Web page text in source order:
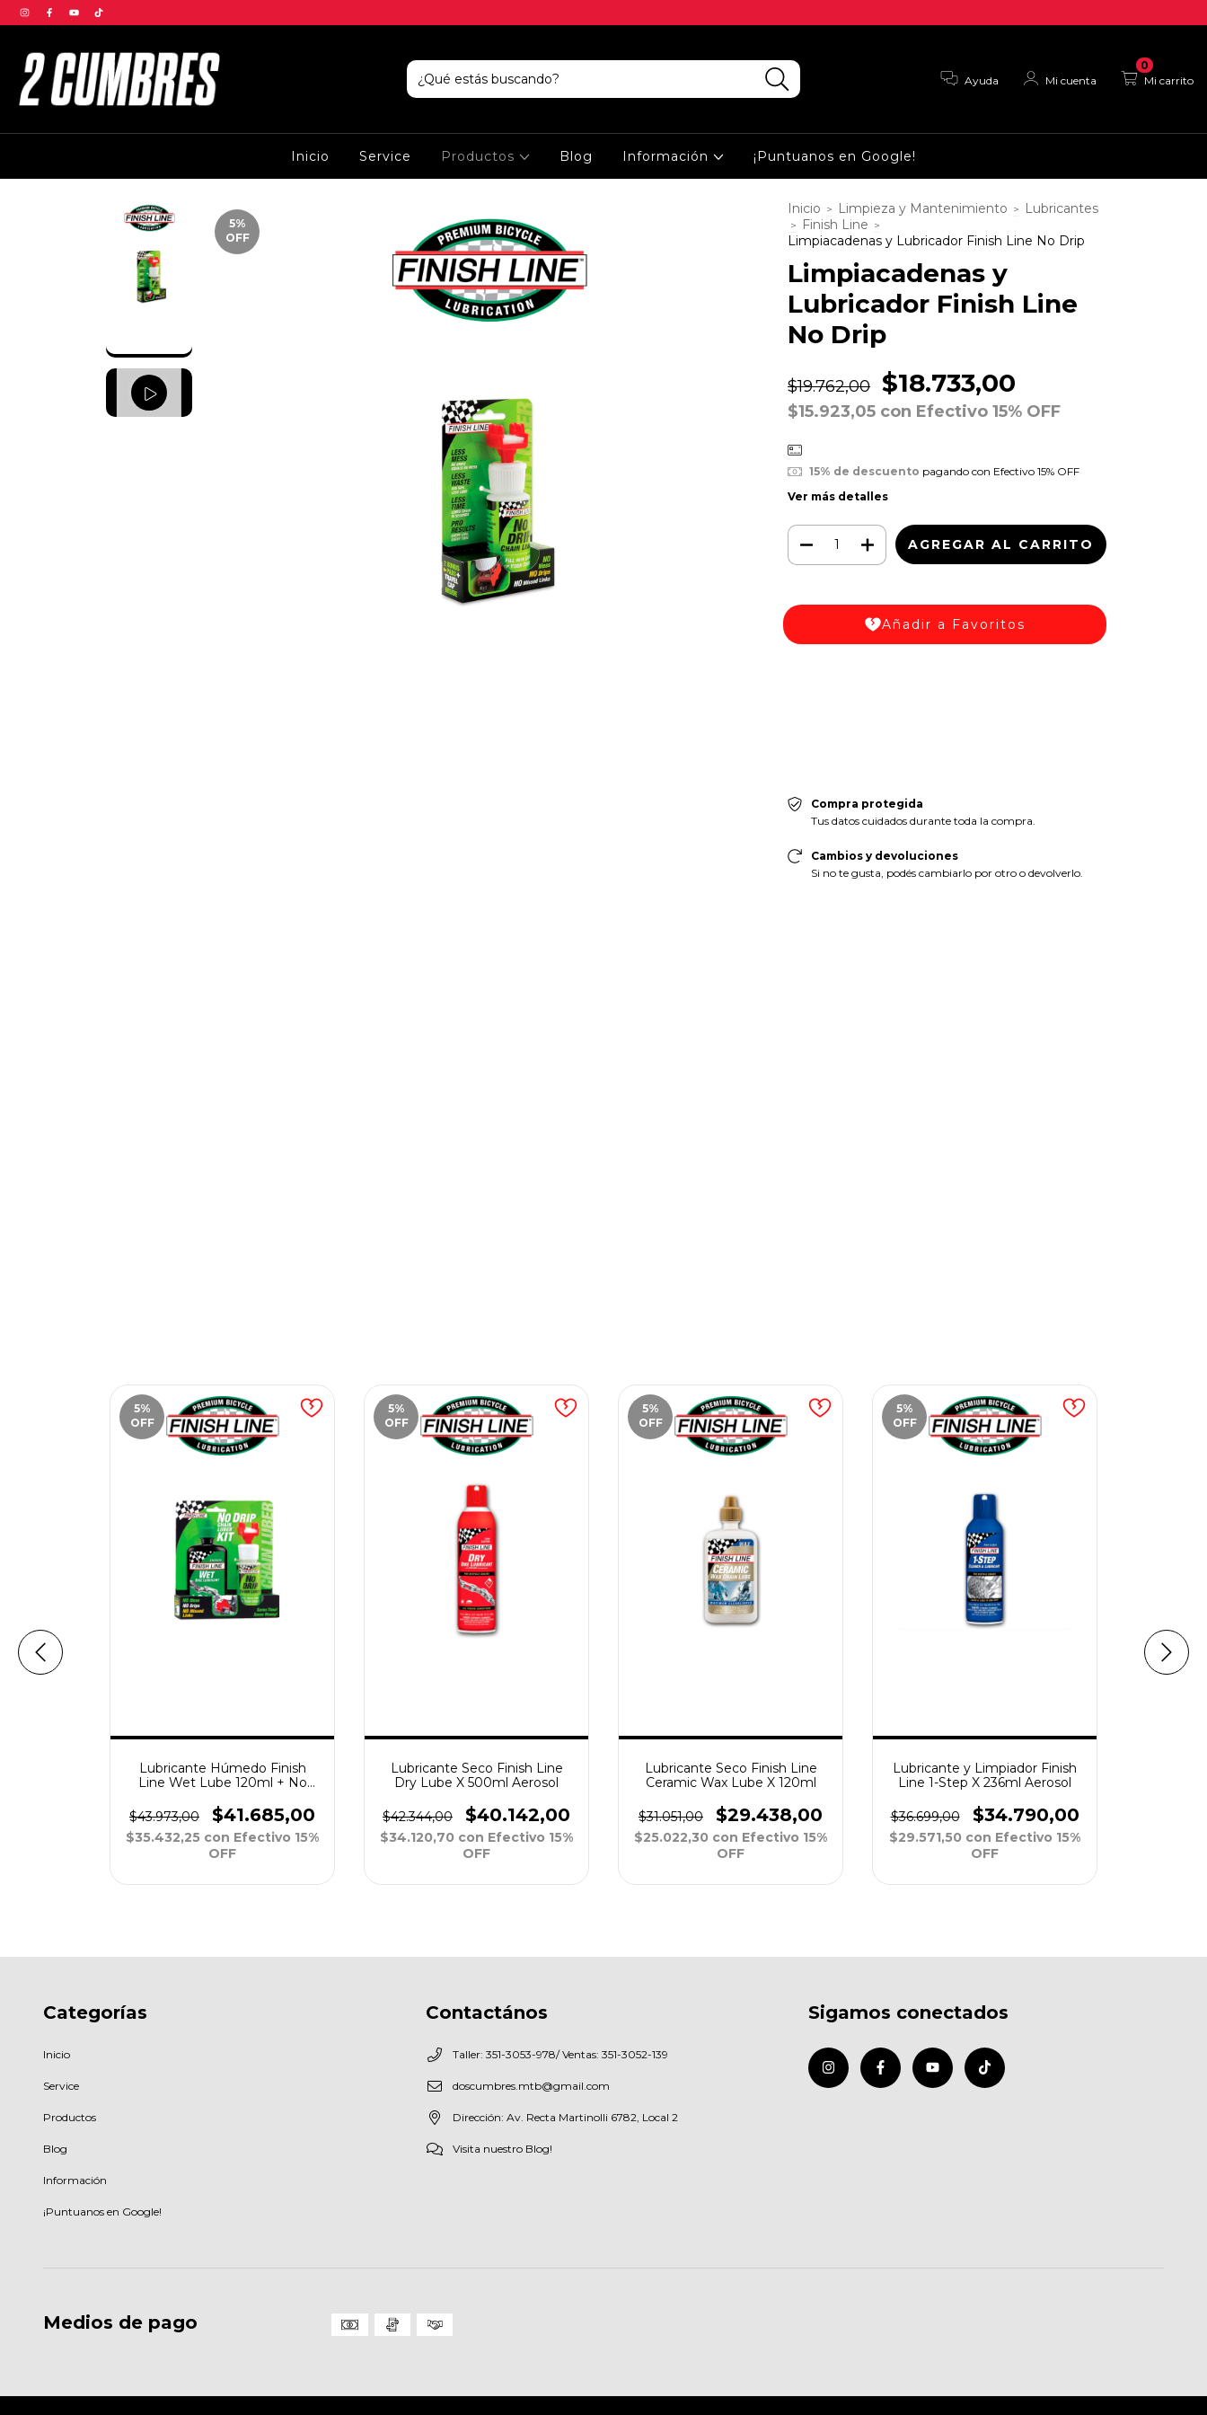
Ayuda Mi cuenta Mi carrito
0
Inicio Service Productos Blog Información ¡Puntuanos en Google!
5%
OFF
Inicio > Limpieza y Mantenimiento > Lubricantes
> Finish Line >
Limpiacadenas y Lubricador Finish Line No Drip
Limpiacadenas y
Lubricador Finish Line
No Drip
$19.762,00 $18.733,00
$15.923,05 con Efectivo 15% OFF
15% de descuento pagando con Efectivo 15% OFF
Ver más detalles
Añadir a Favoritos
Compra protegida
Tus datos cuidados durante toda la compra.
Cambios y devoluciones
Si no te gusta, podés cambiarlo por otro o devolverlo.
5%
OFF
Lubricante Húmedo Finish
Line Wet Lube 120ml + No
$43.973,00
$41.685,00
$35.432,25 con Efectivo 15%
OFF
5%
OFF
Lubricante Seco Finish Line
Dry Lube X 500ml Aerosol
$42.344,00 $40.142,00
$34.120,70 con Efectivo 15%
OFF
5%
OFF
Lubricante Seco Finish Line
Ceramic Wax Lube X 120ml
$31.051,00 $29.438,00
$25.022,30 con Efectivo 15%
OFF
5%
OFF
Lubricante y Limpiador Finish
Line 1-Step X 236ml Aerosol
$36.699,00 $34.790,00
$29.571,50 con Efectivo 15%
OFF
Categorías
Inicio
Service
Productos
Blog
Información
¡Puntuanos en Google!
Contactános
Taller: 351-3053-978/ Ventas: 351-3052-139
doscumbres.mtb@gmail.com
Dirección: Av. Recta Martinolli 6782, Local 2
Visita nuestro Blog!
Sigamos conectados
Medios de pago